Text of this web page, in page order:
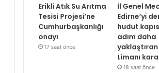
Erikli Atık Su Arıtma
Tesisi Projesi’ne
Cumhurbaşkanlığı
onayı
17 saat önce
İl Genel
Edirne’yi
hudut
adım daha
yaklaştıran
Limanı
18 saat önce